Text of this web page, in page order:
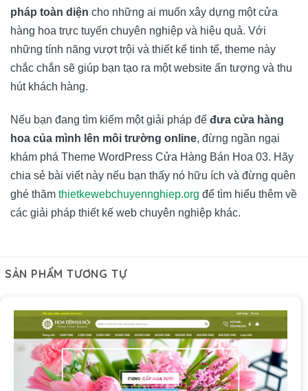
pháp toàn diện cho những ai muốn xây dựng một cửa
hàng hoa trực tuyến chuyên nghiệp và hiệu quả. Với
những tính năng vượt trội và thiết kế tinh tế, theme này
chắc chắn sẽ giúp bạn tạo ra một website ấn tượng và thu
hút khách hàng.
Nếu bạn đang tìm kiếm một giải pháp để đưa cửa hàng
hoa của mình lên môi trường online, đừng ngần ngại
khám phá Theme WordPress Cửa Hàng Bán Hoa 03. Hãy
chia sẻ bài viết này nếu bạn thấy nó hữu ích và đừng quên
ghé thăm thietkewebchuyennghiep.org để tìm hiểu thêm về
các giải pháp thiết kế web chuyên nghiệp khác.
SẢN PHẨM TƯƠNG TỰ